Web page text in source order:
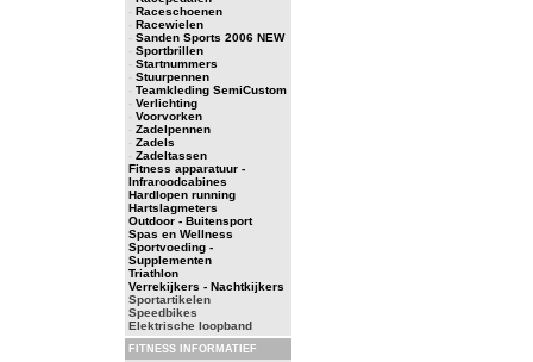
- Raceschoenen
- Racewielen
- Sanden Sports 2006 NEW
- Sportbrillen
- Startnummers
- Stuurpennen
- Teamkleding SemiCustom
- Verlichting
- Voorvorken
- Zadelpennen
- Zadels
- Zadeltassen
Fitness apparatuur -
Infraroodcabines
Hardlopen running
Hartslagmeters
Outdoor - Buitensport
Spas en Wellness
Sportvoeding -
Supplementen
Triathlon
Verrekijkers - Nachtkijkers
Sportartikelen
Speedbikes
Elektrische loopband
FITNESS INFORMATIEF